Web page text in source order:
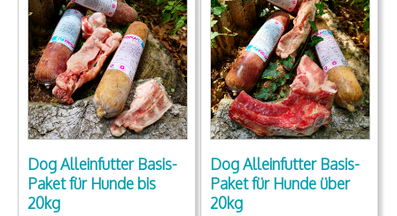
Dog Alleinfutter Basis-
Paket für Hunde bis
20kg
Dog Alleinfutter Basis-
Paket für Hunde über
20kg